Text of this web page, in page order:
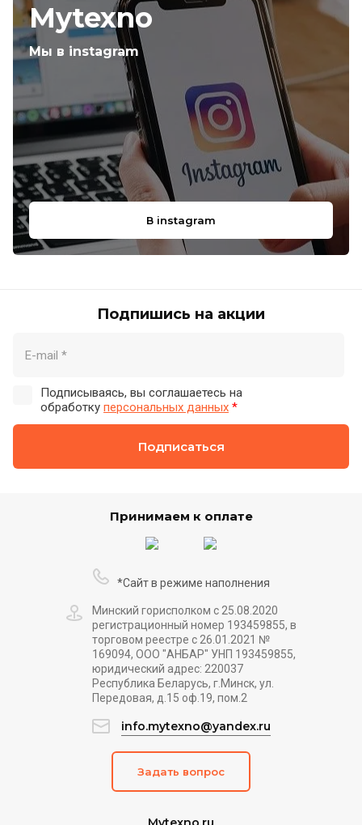
Mytexno
Мы в instagram
В instagram
Подпишись на акции
Подписываясь, вы соглашаетесь на
обработку персональных данных *
Подписаться
Принимаем к оплате
*Сайт в режиме наполнения
Минский горисполком с 25.08.2020
регистрационный номер 193459855, в
торговом реестре с 26.01.2021 №
169094, ООО "АНБАР" УНП 193459855,
юридический адрес: 220037
Республика Беларусь, г.Минск, ул.
Передовая, д.15 оф.19, пом.2
info.mytexno@yandex.ru
Задать вопрос